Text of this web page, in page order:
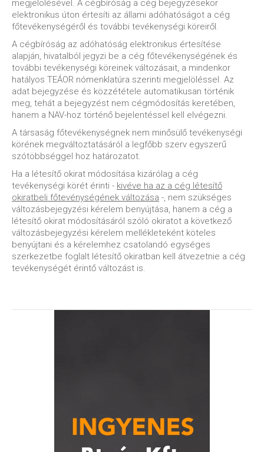
megjelölésével. A cégbíróság a cég bejegyzésekor
elektronikus úton értesíti az állami adóhatóságot a cég
főtevékenységéről és további tevékenységi köreiről.
A cégbíróság az adóhatóság elektronikus értesítése
alapján, hivatalból jegyzi be a cég főtevékenységének és
további tevékenységi köreinek változásait, a mindenkor
hatályos TEÁOR nómenklatúra szerinti megjelöléssel. Az
adat bejegyzése és közzététele automatikusan történik
meg, tehát a bejegyzést nem cégmódosítás keretében,
hanem a NAV-hoz történő bejelentéssel kell elvégezni.
A társaság főtevékenységnek nem minősülő tevékenységi
körének megváltoztatásáról a legfőbb szerv egyszerű
szótöbbséggel hoz határozatot.
Ha a létesítő okirat módosítása kizárólag a cég
tevékenységi körét érinti - kivéve ha az a cég létesítő
okiratbeli főtevénységének változása -, nem szükséges
változásbejegyzési kérelem benyújtása, hanem a cég a
létesítő okirat módosításáról szóló okiratot a következő
változásbejegyzési kérelem mellékleteként köteles
benyújtani és a kérelemhez csatolandó egységes
szerkezetbe foglalt létesítő okiratban kell átvezetnie a cég
tevékenységét érintő változást is.